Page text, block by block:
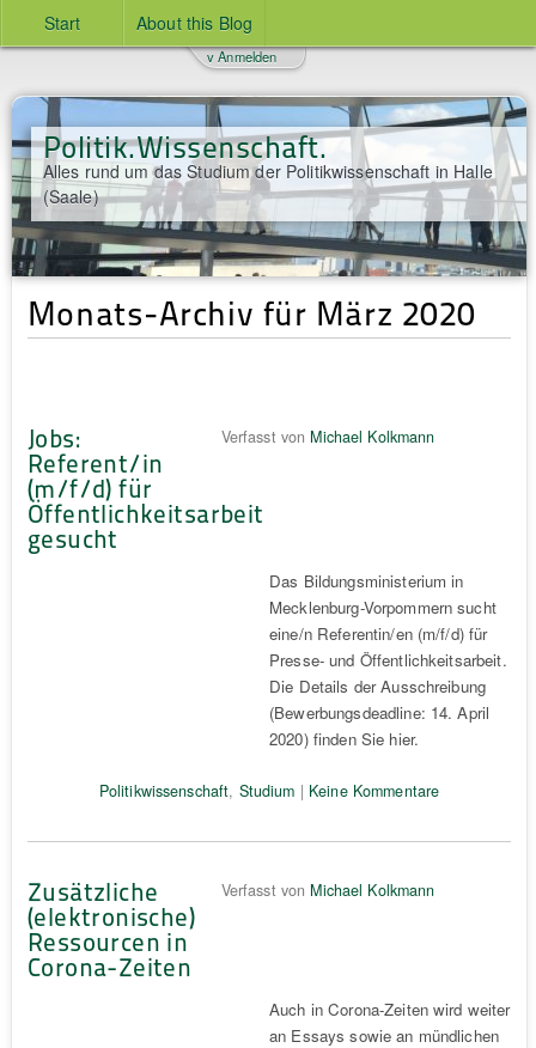
Start About this Blog
Politik.Wissenschaft.
Alles rund um das Studium der Politikwissenschaft in Halle
(Saale)
v Anmelden
Monats-Archiv für März 2020
Jobs:
Referent/in
(m/f/d) für
Öffentlichkeitsarbeit
gesucht
Verfasst von Michael Kolkmann
Das Bildungsministerium in
Mecklenburg-Vorpommern sucht
eine/n Referentin/en (m/f/d) für
Presse- und Öffentlichkeitsarbeit.
Die Details der Ausschreibung
(Bewerbungsdeadline: 14. April
2020) finden Sie hier.
Politikwissenschaft, Studium | Keine Kommentare
Zusätzliche
(elektronische)
Ressourcen in
Corona-Zeiten
Verfasst von Michael Kolkmann
Auch in Corona-Zeiten wird weiter
an Essays sowie an mündlichen